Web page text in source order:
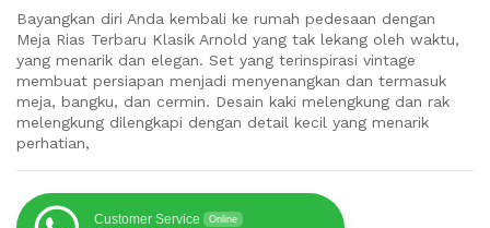
Bayangkan diri Anda kembali ke rumah pedesaan dengan
Meja Rias Terbaru Klasik Arnold yang tak lekang oleh waktu,
yang menarik dan elegan. Set yang terinspirasi vintage
membuat persiapan menjadi menyenangkan dan termasuk
meja, bangku, dan cermin. Desain kaki melengkung dan rak
melengkung dilengkapi dengan detail kecil yang menarik
perhatian,
Customer Service Online